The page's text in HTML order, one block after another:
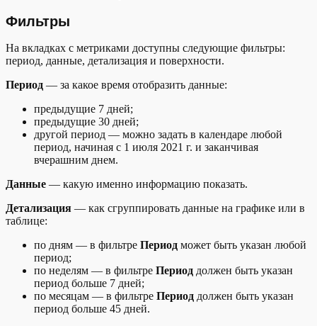
Фильтры
На вкладках с метриками доступны следующие фильтры:
период, данные, детализация и поверхности.
Период — за какое время отобразить данные:
предыдущие 7 дней;
предыдущие 30 дней;
другой период — можно задать в календаре любой
период, начиная с 1 июля 2021 г. и заканчивая
вчерашним днем.
Данные — какую именно информацию показать.
Детализация — как сгруппировать данные на графике или в
таблице:
по дням — в фильтре Период может быть указан любой
период;
по неделям — в фильтре Период должен быть указан
период больше 7 дней;
по месяцам — в фильтре Период должен быть указан
период больше 45 дней.